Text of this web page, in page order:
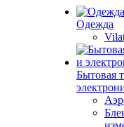
Одежда
Бытовая